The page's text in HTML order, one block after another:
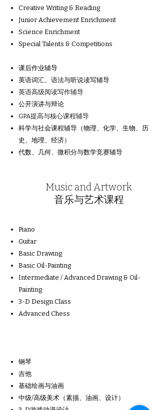
Creative Writing & Reading
Junior Achievement Enrichment
Science Enrichment
Special Talents & Competitions
课后作业辅导
英语词汇、语法与听说读写辅导
英语高级阅读写作辅导
公开演讲与辩论
GPA提高与核心课程辅导
科学与社会课程辅导（物理、化学、生物、历
史、地理、经济）
代数、几何、微积分与数学竞赛辅导
Music and Artwork
​音乐与艺术课程
Piano
Guitar
Basic Drawing
Basic Oil-Painting
Intermediate / Advanced Drawing & Oil-
Painting
3-D Design Class
Advanced Chess
钢琴
吉他
基础绘画与油画
中级/高级美术（素描、油画、设计）